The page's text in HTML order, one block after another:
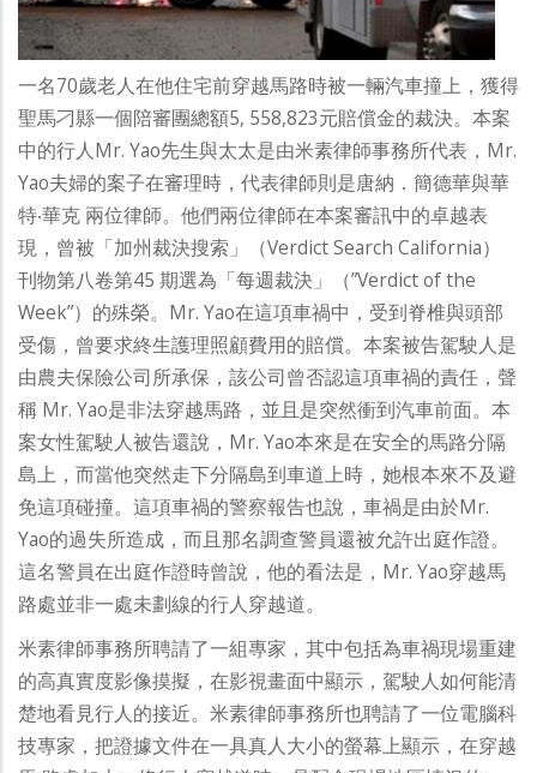
一名70歲老人在他住宅前穿越馬路時被一輛汽車撞上，獲得
聖馬刁縣一個陪審團總額5, 558,823元賠償金的裁決。本案
中的行人Mr. Yao先生與太太是由米素律師事務所代表，Mr.
Yao夫婦的案子在審理時，代表律師則是唐納．簡德華與華
特‧華克 兩位律師。他們兩位律師在本案審訊中的卓越表
現，曾被「加州裁決搜索」（Verdict Search California）
刊物第八卷第45 期選為「每週裁決」（”Verdict of the
Week”）的殊榮。Mr. Yao在這項車禍中，受到脊椎與頭部
受傷，曾要求終生護理照顧費用的賠償。本案被告駕駛人是
由農夫保險公司所承保，該公司曾否認這項車禍的責任，聲
稱 Mr. Yao是非法穿越馬路，並且是突然衝到汽車前面。本
案女性駕駛人被告還說，Mr. Yao本來是在安全的馬路分隔
島上，而當他突然走下分隔島到車道上時，她根本來不及避
免這項碰撞。這項車禍的警察報告也說，車禍是由於Mr.
Yao的過失所造成，而且那名調查警員還被允許出庭作證。
這名警員在出庭作證時曾說，他的看法是，Mr. Yao穿越馬
路處並非一處未劃線的行人穿越道。
米素律師事務所聘請了一組專家，其中包括為車禍現場重建
的高真實度影像摸擬，在影視畫面中顯示，駕駛人如何能清
楚地看見行人的接近。米素律師事務所也聘請了一位電腦科
技專家，把證據文件在一具真人大小的螢幕上顯示，在穿越